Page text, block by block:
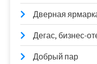
Дверная
Дегас, бизнес-
Добрый пар